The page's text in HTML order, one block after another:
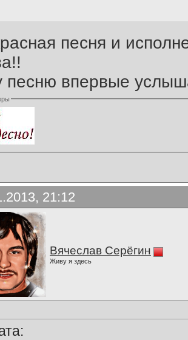
песня и
песню впервые
21:12
Вячеслав Серёгин
Живу я здесь